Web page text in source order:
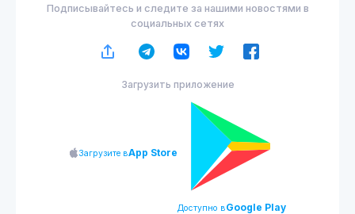
Подписывайтесь и следите за нашими новостями в
социальных сетях
Загрузить приложение
Загрузите вApp Store
Доступно вGoogle Play